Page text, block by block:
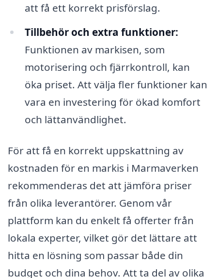
att få ett korrekt prisförslag.
Tillbehör och extra funktioner:
Funktionen av markisen, som
motorisering och fjärrkontroll, kan
öka priset. Att välja fler funktioner kan
vara en investering för ökad komfort
och lättanvändlighet.
För att få en korrekt uppskattning av
kostnaden för en markis i Marmaverken
rekommenderas det att jämföra priser
från olika leverantörer. Genom vår
plattform kan du enkelt få offerter från
lokala experter, vilket gör det lättare att
hitta en lösning som passar både din
budget och dina behov. Att ta del av olika